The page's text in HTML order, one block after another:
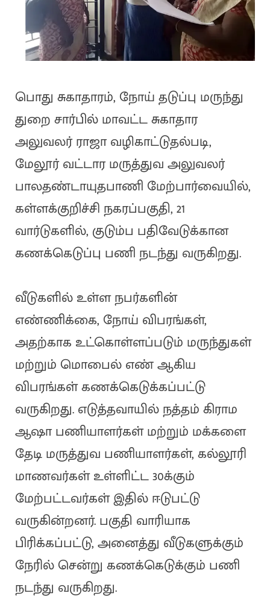
பொது சுகாதாரம், நோய் தடுப்பு மருந்து
துறை சார்பில் மாவட்ட சுகாதார
அலுவலர் ராஜா வழிகாட்டுதல்படி,
மேலூர் வட்டார மருத்துவ அலுவலர்
பாலதண்டாயுதபாணி மேற்பார்வையில்,
கள்ளக்குறிச்சி நகரப்பகுதி, 21
வார்டுகளில், குடும்ப பதிவேடுக்கான
கணக்கெடுப்பு பணி நடந்து வருகிறது.
வீடுகளில் உள்ள நபர்களின்
எண்ணிக்கை, நோய் விபரங்கள்,
அதற்காக உட்கொள்ளப்படும் மருந்துகள்
மற்றும் மொபைல் எண் ஆகிய
விபரங்கள் கணக்கெடுக்கப்பட்டு
வருகிறது. எடுத்தவாயில் நத்தம் கிராம
ஆஷா பணியாளர்கள் மற்றும் மக்களை
தேடி மருத்துவ பணியாளர்கள், கல்லூரி
மாணவர்கள் உள்ளிட்ட 30க்கும்
மேற்பட்டவர்கள் இதில் ஈடுபட்டு
வருகின்றனர். பகுதி வாரியாக
பிரிக்கப்பட்டு, அனைத்து வீடுகளுக்கும்
நேரில் சென்று கணக்கெடுக்கும் பணி
நடந்து வருகிறது.